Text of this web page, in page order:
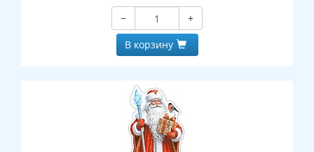
−
+
В корзину